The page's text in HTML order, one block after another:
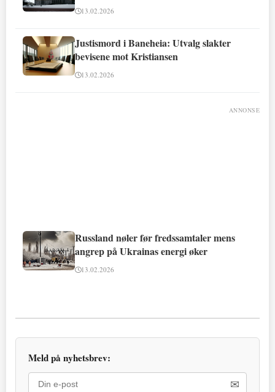
13.02.2026
Justismord i Baneheia: Utvalg slakter
bevisene mot Kristiansen
13.02.2026
ANNONSE
Russland nøler før fredssamtaler mens
angrep på Ukrainas energi øker
13.02.2026
Meld på nyhetsbrev:
✉